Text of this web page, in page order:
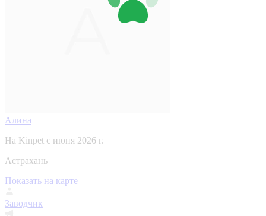
Алина
На Kinpet c июня 2026 г.
Астрахань
Показать на карте
Заводчик